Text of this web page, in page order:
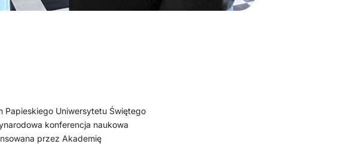
Uniwersytetu Świętego
konferencja naukowa
przez Akademię